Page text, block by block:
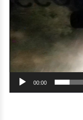
00:00